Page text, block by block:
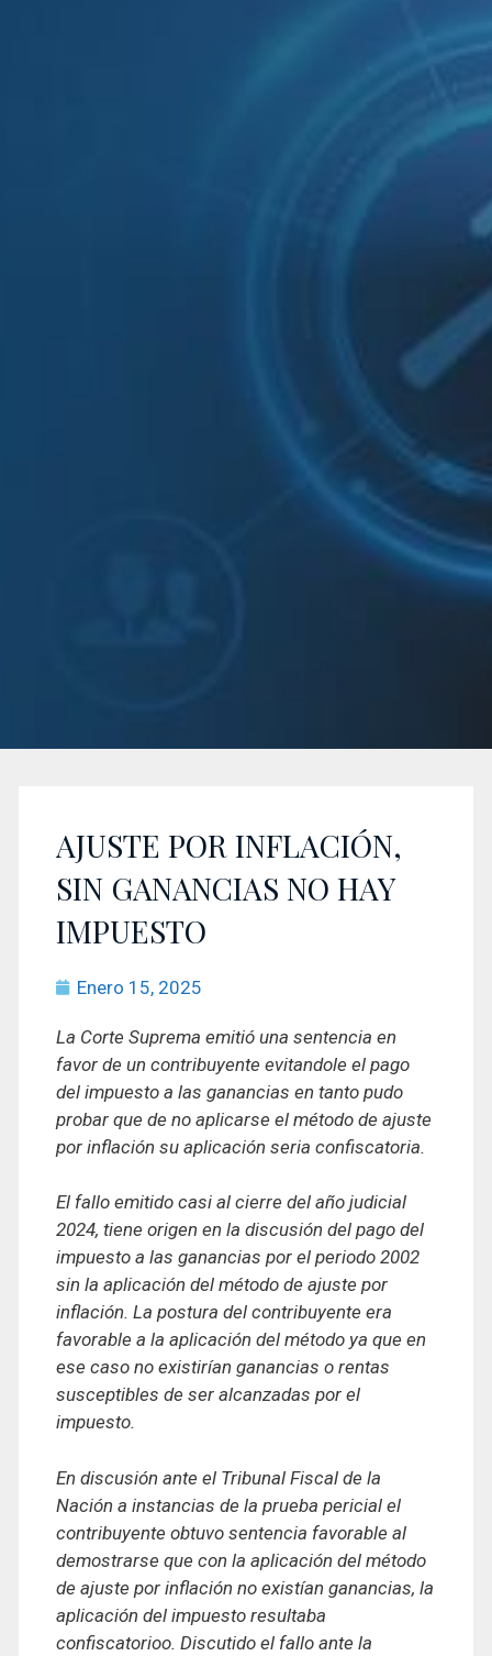
AJUSTE POR INFLACIÓN,
SIN GANANCIAS NO HAY
IMPUESTO
Enero 15, 2025
La Corte Suprema emitió una sentencia en
favor de un contribuyente evitandole el pago
del impuesto a las ganancias en tanto pudo
probar que de no aplicarse el método de ajuste
por inflación su aplicación seria confiscatoria.
El fallo emitido casi al cierre del año judicial
2024, tiene origen en la discusión del pago del
impuesto a las ganancias por el periodo 2002
sin la aplicación del método de ajuste por
inflación. La postura del contribuyente era
favorable a la aplicación del método ya que en
ese caso no existirían ganancias o rentas
susceptibles de ser alcanzadas por el
impuesto.
En discusión ante el Tribunal Fiscal de la
Nación a instancias de la prueba pericial el
contribuyente obtuvo sentencia favorable al
demostrarse que con la aplicación del método
de ajuste por inflación no existían ganancias, la
aplicación del impuesto resultaba
confiscatorioo. Discutido el fallo ante la